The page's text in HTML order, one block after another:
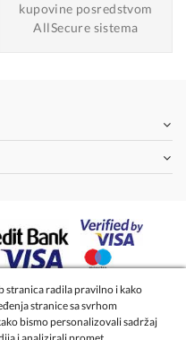
kupovine posredstvom
AllSecure sistema
Živanović
stranica radila pravilno i kako
stranice sa svrhom
bismo personalizovali sadržaj